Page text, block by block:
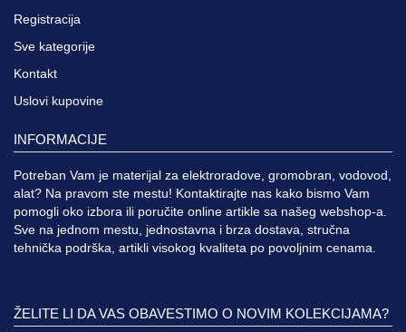
Registracija
Sve kategorije
Kontakt
Uslovi kupovine
INFORMACIJE
Potreban Vam je materijal za elektroradove, gromobran, vodovod,
alat? Na pravom ste mestu! Kontaktirajte nas kako bismo Vam
pomogli oko izbora ili poručite online artikle sa našeg webshop-a.
Sve na jednom mestu, jednostavna i brza dostava, stručna
tehnička podrška, artikli visokog kvaliteta po povoljnim cenama.
ŽELITE LI DA VAS OBAVESTIMO O NOVIM KOLEKCIJAMA?